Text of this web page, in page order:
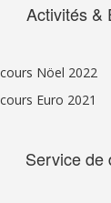
Activités &
Nöel 2022
Euro 2021
Service de